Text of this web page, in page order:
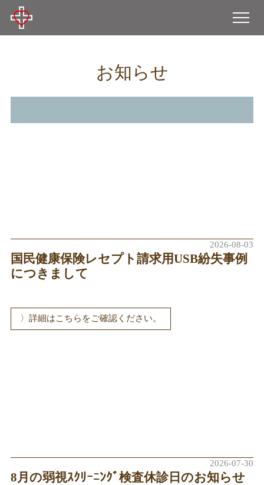
鈴
お知らせ
国民健康保険レセプト請求用USB紛失事例
につきまして
2026-08-03
詳細はこちらをご確認ください。
8月の弱視ｽｸﾘｰﾆﾝｸﾞ検査休診日のお知らせ
2026-07-30